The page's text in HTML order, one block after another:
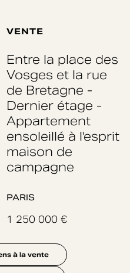
VENTE
Entre la place des
Vosges et la rue
de Bretagne -
Dernier étage -
Appartement
ensoleillé à l'esprit
maison de
campagne
PARIS
1 250 000 €
à la vente